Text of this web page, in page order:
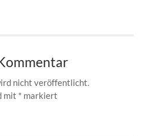
nicht veröffentlicht.
mit * markiert